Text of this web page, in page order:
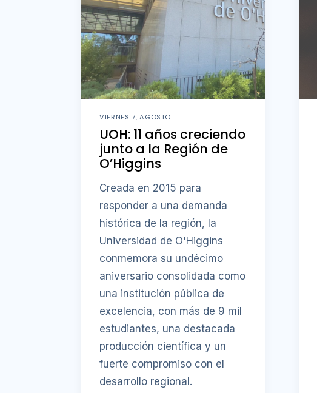
VIERNES 7, AGOSTO
UOH: 11 años creciendo
junto a la Región de
O’Higgins
Creada en 2015 para
responder a una demanda
histórica de la región, la
Universidad de O'Higgins
conmemora su undécimo
aniversario consolidada como
una institución pública de
excelencia, con más de 9 mil
estudiantes, una destacada
producción científica y un
fuerte compromiso con el
desarrollo regional.